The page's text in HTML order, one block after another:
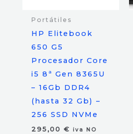
Portátiles
HP Elitebook
650 G5
Procesador Core
i5 8ª Gen 8365U
– 16Gb DDR4
(hasta 32 Gb) –
256 SSD NVMe
295,00 €
iva NO